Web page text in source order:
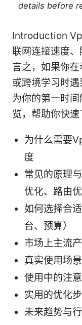
details before
Introduction
联网连接速度
言之，如果你
或跨境学习时
为你的第一时
览，帮助你快速
为什么需要
度
常见的原理
优化、路由优
如何选择合
台、预算）
市场上主流
真实使用场
使用中的注
实用的优化
未来趋势与